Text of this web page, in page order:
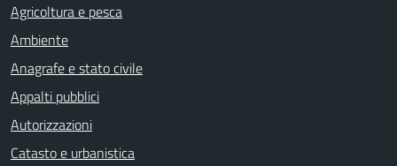
Agricoltura e pesca
Ambiente
Anagrafe e stato civile
Appalti pubblici
Autorizzazioni
Catasto e urbanistica